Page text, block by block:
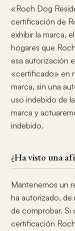
«Roch Dog
certificación de
exhibir la marca,
hogares que
esa autorización
«certificado» en
marca, sin una
uso indebido de
marca y
indebido.
¿Ha visto una
Mantenemos un
ha autorizado,
de comprobar. Si
certificación